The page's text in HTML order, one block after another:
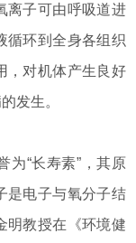
离子可由呼吸道进
循环到全身各组织
，对机体产生良好
发生。
为“长寿素”，其原
是电子与氧分子结
明教授在《环境健